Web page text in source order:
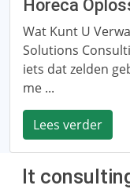
Horeca
Wat Kunt U
Solutions
iets dat zelden
me ...
Lees verder
It